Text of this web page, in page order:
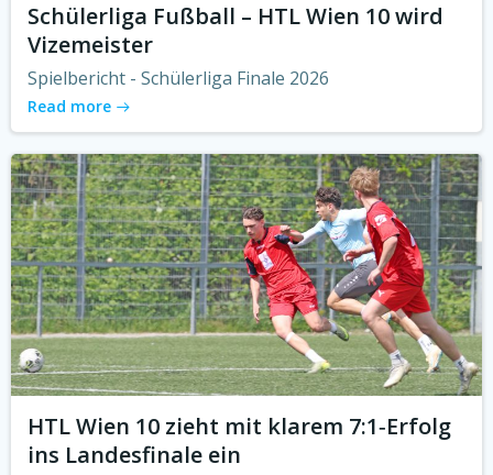
Schülerliga Fußball – HTL Wien 10 wird
Vizemeister
Spielbericht - Schülerliga Finale 2026
Read more
HTL Wien 10 zieht mit klarem 7:1‑Erfolg
ins Landesfinale ein